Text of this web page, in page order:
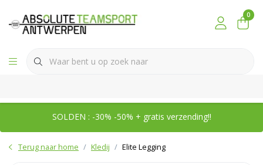
0
SOLDEN : -30% -50% + gratis verzending!!
Terug naar home Kledij Elite Legging